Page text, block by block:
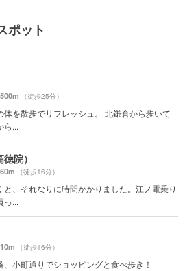
ポット
（徒歩25分）
体を散歩でリフレッシュ。 北鎌倉から歩いて
ら...
院）
（徒歩16分）
と、それなりに時間かかりました。江ノ電乗り
っ...
（徒歩16分）
、小町通りでショッピングと食べ歩き！